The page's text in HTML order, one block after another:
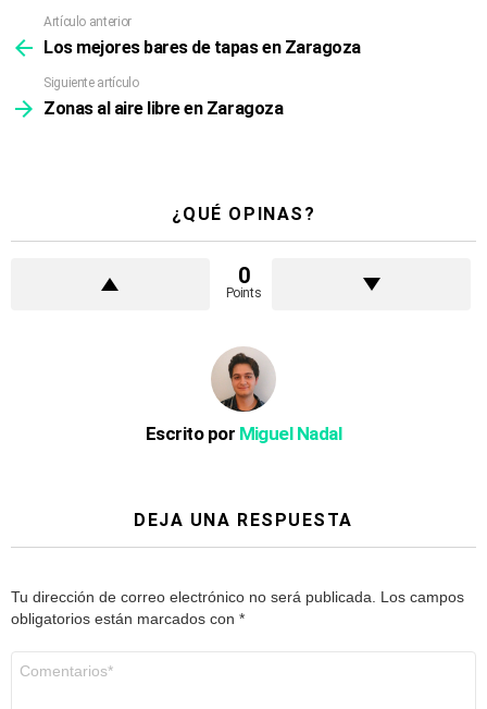
más
Artículo anterior
Los mejores bares de tapas en Zaragoza
Siguiente artículo
Zonas al aire libre en Zaragoza
¿QUÉ OPINAS?
0
Points
Escrito por Miguel Nadal
DEJA UNA RESPUESTA
Tu dirección de correo electrónico no será publicada.
Los campos
obligatorios están marcados con *